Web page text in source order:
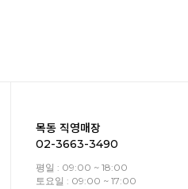
목동 직영매장
02-3663-3490
평일 : 09:00 ~ 18:00
토요일 : 09:00 ~ 17:00